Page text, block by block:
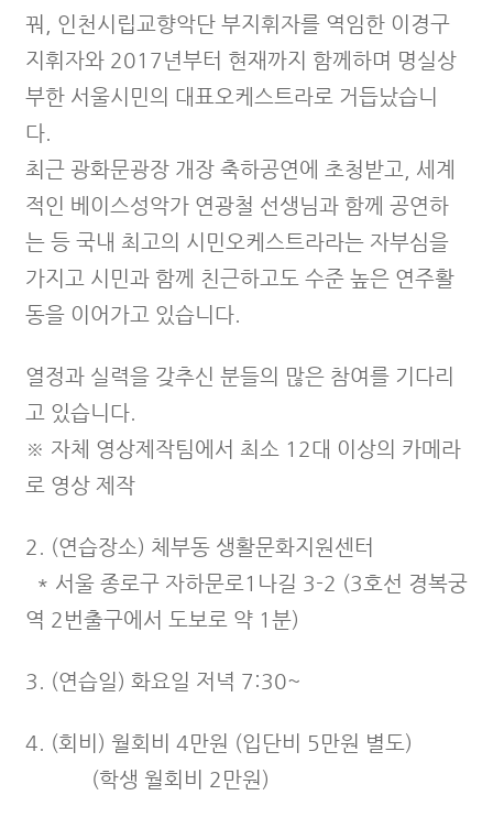
꿔, 인천시립교향악단 부지휘자를 역임한 이경구
지휘자와 2017년부터 현재까지 함께하며 명실상
부한 서울시민의 대표오케스트라로 거듭났습니
다.
최근 광화문광장 개장 축하공연에 초청받고, 세계
적인 베이스성악가 연광철 선생님과 함께 공연하
는 등 국내 최고의 시민오케스트라라는 자부심을
가지고 시민과 함께 친근하고도 수준 높은 연주활
동을 이어가고 있습니다.
​열정과 실력을 갖추신 분들의 많은 참여를 기다리
고 있습니다.
※ 자체 영상제작팀에서 최소 12대 이상의 카메라
로 영상 제작
2. (연습장소) 체부동 생활문화지원센터
* 서울 종로구 자하문로1나길 3-2 (3호선 경복궁
역 2번출구에서 도보로 약 1분)
​3. (연습일) 화요일 저녁 7:30~
​4. (회비) 월회비 4만원 (입단비 5만원 별도)
(학생 월회비 2만원)